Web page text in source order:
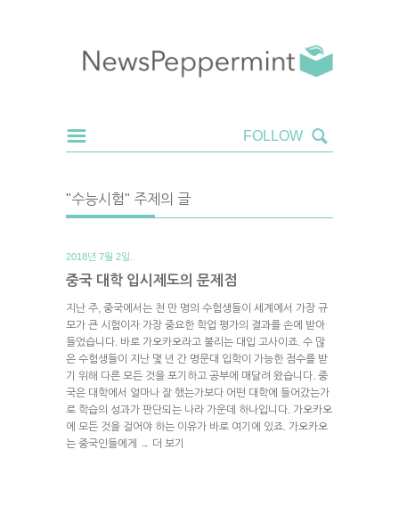
"수능시험" 주제의 글
2018년 7월 2일.
중국 대학 입시제도의 문제점
지난 주, 중국에서는 천 만 명의 수험생들이 세계에서 가장 규
모가 큰 시험이자 가장 중요한 학업 평가의 결과를 손에 받아
들었습니다. 바로 가오카오라고 불리는 대입 고사이죠. 수 많
은 수험생들이 지난 몇 년 간 명문대 입학이 가능한 점수를 받
기 위해 다른 모든 것을 포기하고 공부에 매달려 왔습니다. 중
국은 대학에서 얼마나 잘 했는가보다 어떤 대학에 들어갔는가
로 학습의 성과가 판단되는 나라 가운데 하나입니다. 가오카오
에 모든 것을 걸어야 하는 이유가 바로 여기에 있죠. 가오카오
는 중국인들에게
→ 더 보기